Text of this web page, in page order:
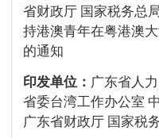
省财政厅 国家税务总
持港澳青年在粤港澳
的通知
印发单位： 广东省人
省委台湾工作办公室
广东省财政厅 国家税